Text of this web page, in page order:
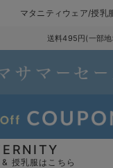
マタニティウェア/授乳
送料495円(一部
授乳服はこちら